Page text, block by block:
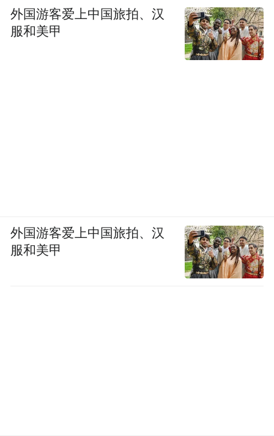
外国游客爱上中国旅拍、汉
服和美甲
外国游客爱上中国旅拍、汉
服和美甲